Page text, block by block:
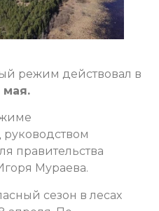
режим действовал в
мая.
правительства
Мураева.
сезон в лесах